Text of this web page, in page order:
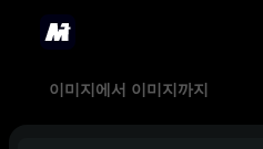
이미지에서 이미지까지